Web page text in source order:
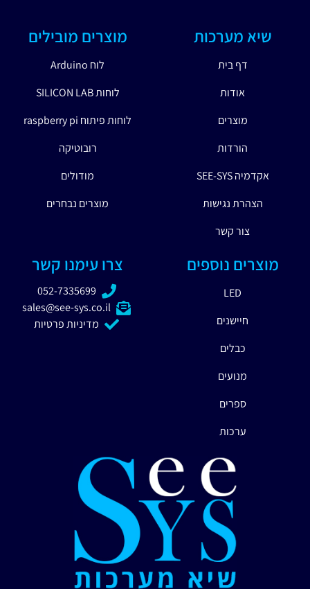
שיא מערכות
דף בית
אודות
מוצרים
הורדות
אקדמיה SEE-SYS
הצהרת נגישות
צור קשר
מוצרים מובילים
לוח Arduino
לוחות SILICON LAB
לוחות פיתוח raspberry pi
רובוטיקה
מודולים
מוצרים נבחרים
מוצרים נוספים
LED
חיישנים
כבלים
מנועים
ספרים
ערכות
צרו עימנו קשר
052-7335699
sales@see-sys.co.il
מדיניות פרטיות